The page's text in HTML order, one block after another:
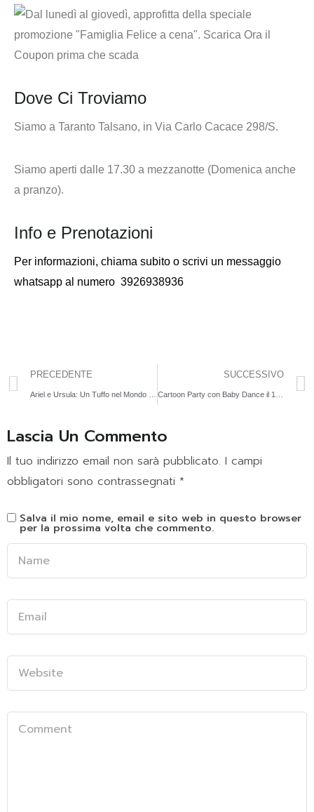
Dove Ci Troviamo
Siamo a Taranto Talsano, in Via Carlo Cacace 298/S.
Siamo aperti dalle 17.30 a mezzanotte (Domenica anche
a pranzo).
Info e Prenotazioni
Per informazioni, chiama subito o scrivi un messaggio
whatsapp al numero 3926938936
PRECEDENTE SUCCESSIVO
Lascia Un Commento
Il tuo indirizzo email non sarà pubblicato. I campi
obbligatori sono contrassegnati *
Salva il mio nome, email e sito web in questo browser
per la prossima volta che commento.